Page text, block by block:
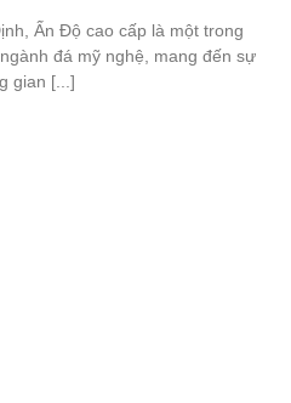
Ấn Độ cao cấp là một trong
đá mỹ nghệ, mang đến sự
gian [...]